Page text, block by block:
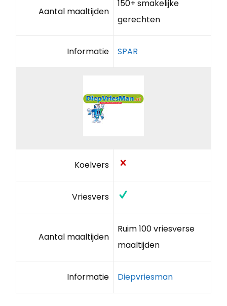
Aantal maaltijden
150+ smakelijke
gerechten
Informatie SPAR
Koelvers
Vriesvers
Aantal maaltijden
Ruim 100 vriesverse
maaltijden
Informatie Diepvriesman